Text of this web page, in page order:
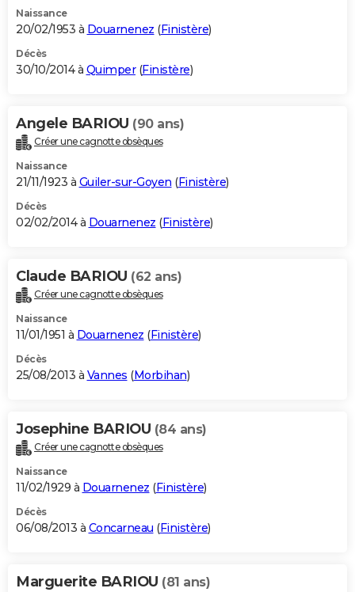
Naissance
20/02/1953 à Douarnenez (Finistère)
Décès
30/10/2014 à Quimper(Finistère)
Angele BARIOU (90 ans)
Créer une cagnotte obsèques
Naissance
21/11/1923 à Guiler-sur-Goyen (Finistère)
Décès
02/02/2014 à Douarnenez (Finistère)
Claude BARIOU (62 ans)
Créer une cagnotte obsèques
Naissance
11/01/1951 à Douarnenez (Finistère)
Décès
25/08/2013 à Vannes (Morbihan)
Josephine BARIOU (84 ans)
Créer une cagnotte obsèques
Naissance
11/02/1929 à Douarnenez (Finistère)
Décès
06/08/2013 à Concarneau (Finistère)
Marguerite BARIOU (81 ans)